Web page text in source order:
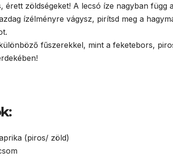
érett zöldségeket! A lecsó íze nagyban függ
ízélményre vágysz, pirítsd meg a
fűszerekkel, mint a feketebors,
(piros/ zöld)